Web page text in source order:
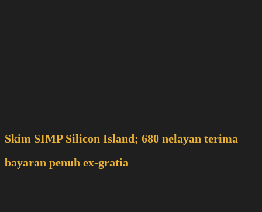
Skim SIMP Silicon Island; 680 nelayan terima
bayaran penuh ex-gratia